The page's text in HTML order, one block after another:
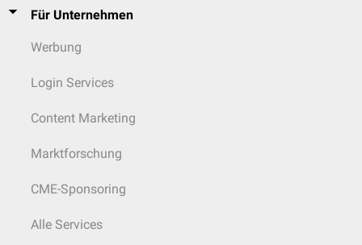
Für Unternehmen
Werbung
Login Services
Content Marketing
Marktforschung
CME-Sponsoring
Alle Services